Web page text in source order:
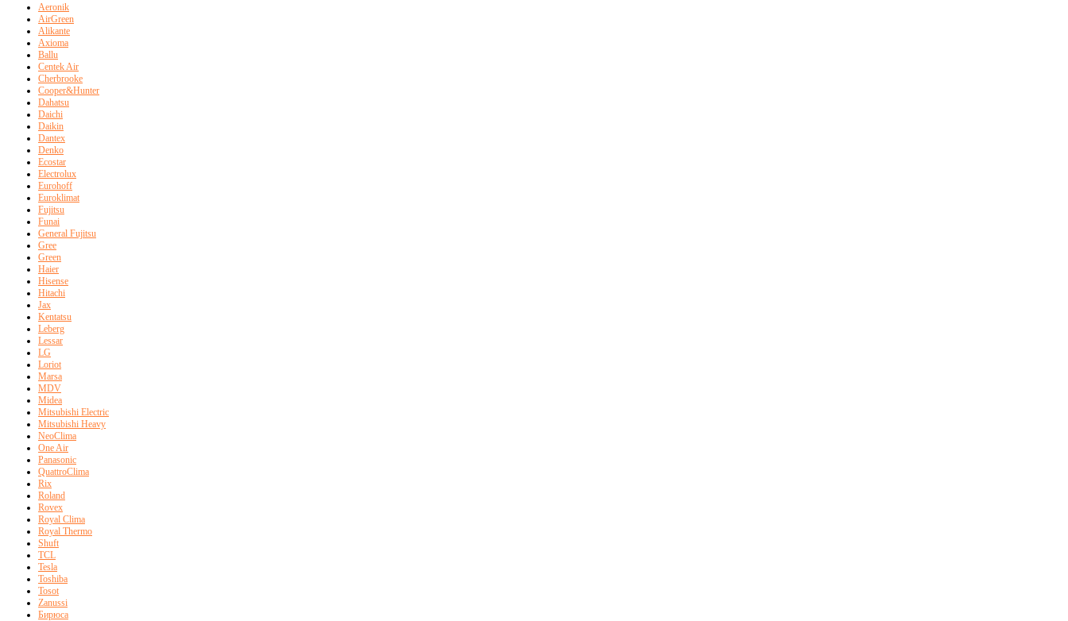
Aeronik
AirGreen
Alikante
Axioma
Ballu
Centek Air
Cherbrooke
Cooper&Hunter
Dahatsu
Daichi
Daikin
Dantex
Denko
Ecostar
Electrolux
Eurohoff
Euroklimat
Fujitsu
Funai
General Fujitsu
Gree
Green
Haier
Hisense
Hitachi
Jax
Kentatsu
Leberg
Lessar
LG
Loriot
Marsa
MDV
Midea
Mitsubishi Electric
Mitsubishi Heavy
NeoClima
One Air
Panasonic
QuattroClima
Rix
Roland
Rovex
Royal Clima
Royal Thermo
Shuft
TCL
Tesla
Toshiba
Tosot
Zanussi
Бирюса